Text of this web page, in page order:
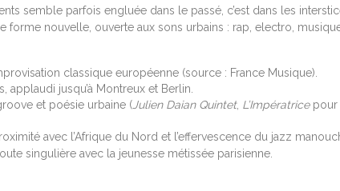
semble parfois engluée dans le passé, c’est dans les
forme nouvelle, ouverte aux sons urbains : rap, electro,
classique européenne (source : France Musique).
applaudi jusqu’à Montreux et Berlin.
et poésie urbaine ( Julien Daian Quintet, L’Impératricepour
avec l’Afrique du Nord et l’effervescence du jazz
singulière avec la jeunesse métissée parisienne.